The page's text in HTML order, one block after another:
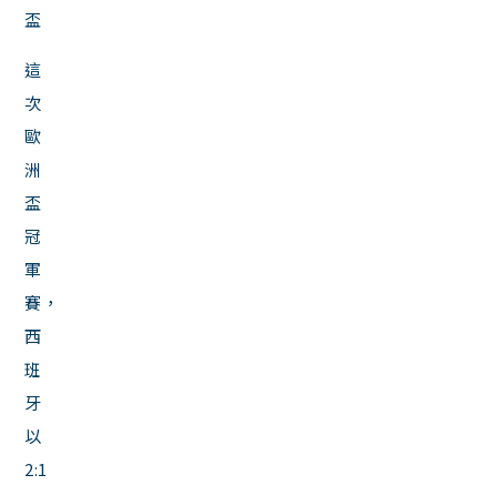
盃
這
次
歐
洲
盃
冠
軍
賽，
西
班
牙
以
2:1